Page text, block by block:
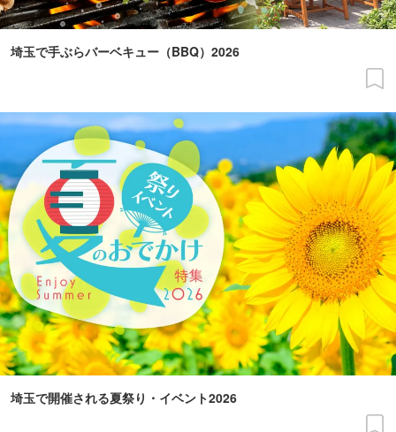
埼玉で手ぶらバーベキュー（BBQ）2026
埼玉で開催される夏祭り・イベント2026